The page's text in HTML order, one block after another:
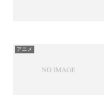
アニメ